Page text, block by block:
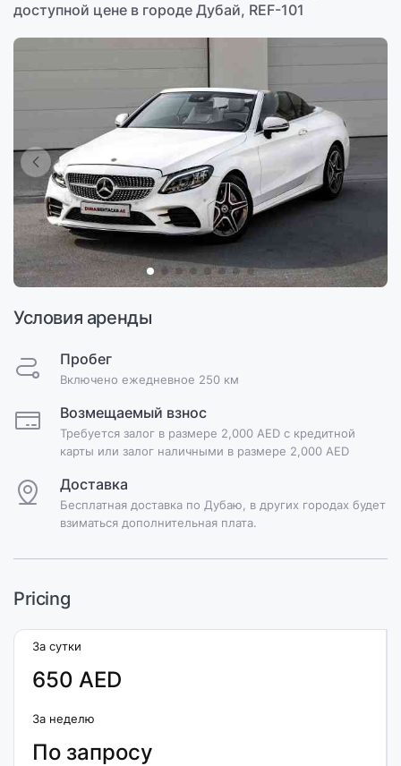
доступной цене в городе Дубай, REF-101
Условия аренды
Пробег
Включено ежедневное 250 км
Возмещаемый взнос
Требуется залог в размере 2,000 AED с кредитной
карты или залог наличными в размере 2,000 AED
Доставка
Бесплатная доставка по Дубаю, в других городах будет
взиматься дополнительная плата.
Pricing
За сутки
650 AED
За неделю
По запросу